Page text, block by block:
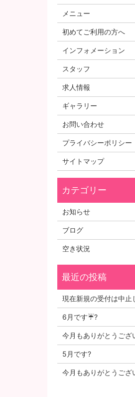
メニュー
初めてご利用の方へ
インフォメーション
スタッフ
求人情報
ギャラリー
お問い合わせ
プライバシーポリシー
サイトマップ
お知らせ
ブログ
空き状況
現在新規の受付は中止
6月です☔?
今月もありがとうござ
5月です?
今月もありがとうござ